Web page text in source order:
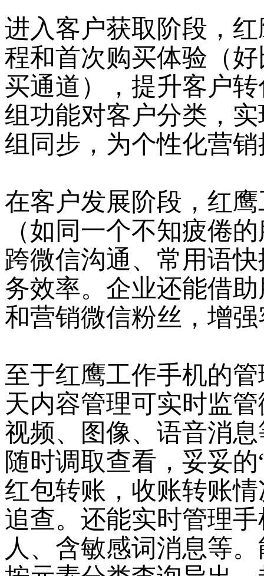
进入客户获取阶段，
程和首次购买体验（
买通道），提升客户
组功能对客户分类，
组同步，为个性化营
在客户发展阶段，红
（如同一个不知疲倦
跨微信沟通、常用语
务效率。企业还能借
和营销微信粉丝，增
至于红鹰工作手机的
天内容管理可实时监
视频、图像、语音消
随时调取查看，妥妥
红包转账，收账转账
追查。还能实时管理
人、含敏感词消息等